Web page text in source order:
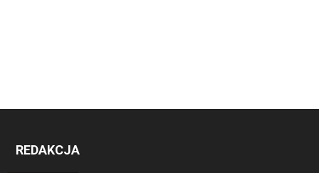
REDAKCJA